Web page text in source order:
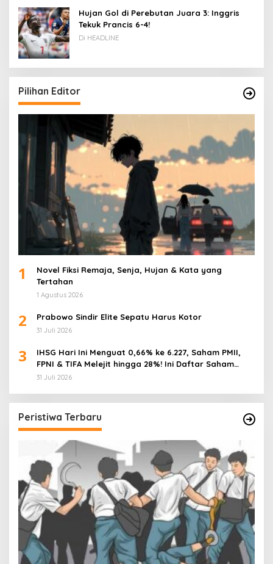
Hujan Gol di Perebutan Juara 3: Inggris
Tekuk Prancis 6-4!
Di HEADLINE
Pilihan Editor
1
Novel Fiksi Remaja, Senja, Hujan & Kata yang
Tertahan
1 Agustus 2026
2 Prabowo Sindir Elite Sepatu Harus Kotor
31 Juli 2026
3
IHSG Hari Ini Menguat 0,66% ke 6.227, Saham PMII,
FPNI & TIFA Melejit hingga 28%! Ini Daftar Saham
Paling Cuan & Volume Tertinggi 31 Juli 2026
31 Juli 2026
Peristiwa Terbaru